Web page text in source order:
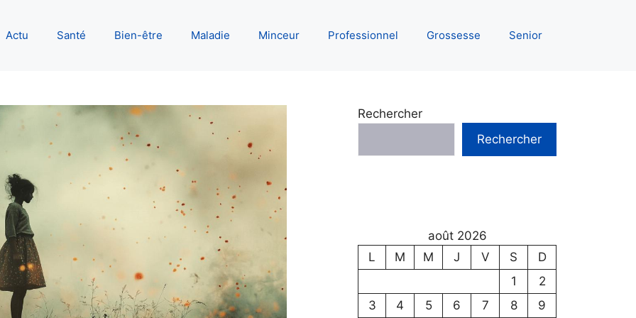
Actu Santé Bien-être Maladie Minceur Professionnel Grossesse Senior
Rechercher
Rechercher
août 2026
L
M M J V S
D
1
2
3
4 5 6 7 8
9